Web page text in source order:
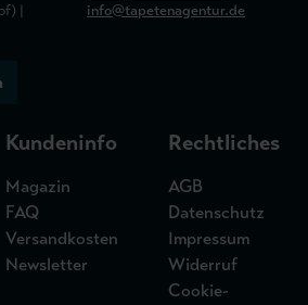
|
info@tapetenagentur.de
Kundeninfo
Magazin
FAQ
Versandkosten
Newsletter
Rechtliches
AGB
Datenschutz
Impressum
Widerruf
Cookie-